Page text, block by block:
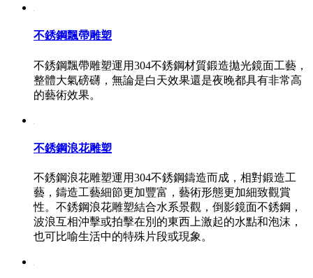
不銹鋼飄帶雕塑
不銹鋼飄帶雕塑運用304不銹鋼材質鍛造拋光鏡面工藝，
整體大氣磅礴，無論是白天效果還是夜晚都具有非常高
的藝術效果。
不銹鋼浪花雕塑
不銹鋼浪花雕塑運用304不銹鋼鑄造而成，相對鍛造工
藝，鑄造工藝細節更加豐富，藝術形態更加細致觀賞
性。不銹鋼浪花雕塑結合水系景觀，倒影鏡面不銹鋼，
波浪互相沖擊或拍擊在別的東西上激起的水點和泡沫，
也可比喻生活中的特殊片段或現象。